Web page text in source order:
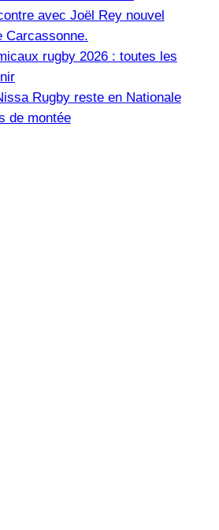
avec Joël Rey nouvel
Carcassonne.
rugby 2026 : toutes les
Rugby reste en Nationale
de montée